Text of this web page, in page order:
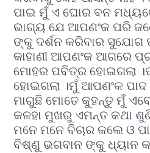
ପାଇ ମୁଁ ଏ ଘୋର ବନ
ଭାଗ୍ୟ ଯେ ଆପଣଂକ ପରି
ଙ୍କୁ ଦର୍ଶନ କରିବାର ସୁଯୋଗ
କାହାଣୀ ଆପଣଂକ ଆଗରେ
ମୋହର ପବିତ୍ର ହୋଇଗଲା
ହୋଇଗଲା ।ମୁଁ ଆପଣଂକ
ମାଗୁଛି ମୋତେ କୁହନ୍ତୁ ମୁଁ
କଳହା ମୁଖରୁ ଏମନ୍ତ କଥା
ମନେ ମନେ ବିଚାର କଲେ ଓ
ବିଷ୍ଣୁ ଭଗବାନ ଙ୍କୁ ଧ୍ୟାନ